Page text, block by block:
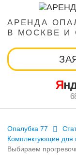
АРЕНДА
В МОСКВЕ И
Опалубка 77
Комплектующие для
Выбираем